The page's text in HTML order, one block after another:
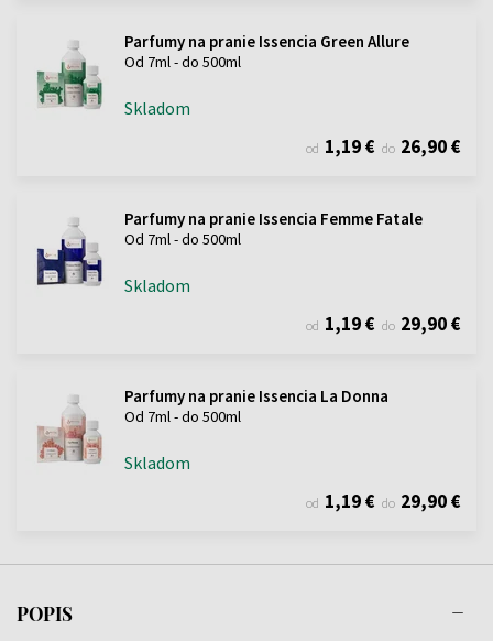
Parfumy na pranie Issencia Green Allure
Od 7ml - do 500ml
Skladom
od 1,19 € do 26,90 €
Parfumy na pranie Issencia Femme Fatale
Od 7ml - do 500ml
Skladom
od 1,19 € do 29,90 €
Parfumy na pranie Issencia La Donna
Od 7ml - do 500ml
Skladom
od 1,19 € do 29,90 €
POPIS